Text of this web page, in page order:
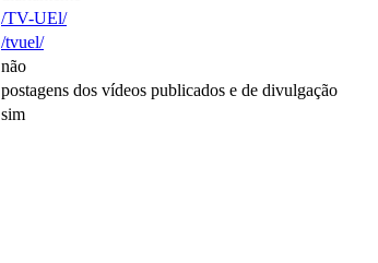
/TV-UEl/
/tvuel/
não
postagens dos vídeos publicados e de divulgação
sim